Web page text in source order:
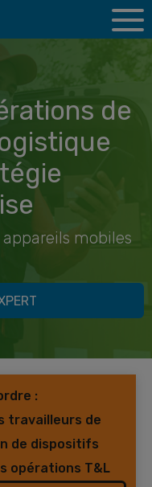
de
mobiles
:
travailleurs de
de dispositifs
opérations T&L